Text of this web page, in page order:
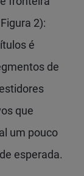
2):
é
de
que
um pouco
esperada.